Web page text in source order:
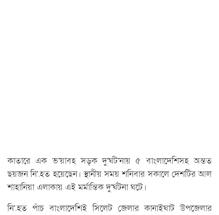
কাতারে এক ভ'য়াবহ সড়ক দু'র্ঘট'নায় ৫ বাংলাদেশিসহ অন্তত
ছয়জন নি'.হত হয়েছেন। স্থানীয় সময় শনিবার সকালে দেশটির আল
শাহানিয়া এলাকায় এই মর্মান্তিক দু'র্ঘটনা ঘটে।
নি'.হত পাঁচ বাংলাদেশিই সিলেট জেলার কানাইঘাট উপজেলার